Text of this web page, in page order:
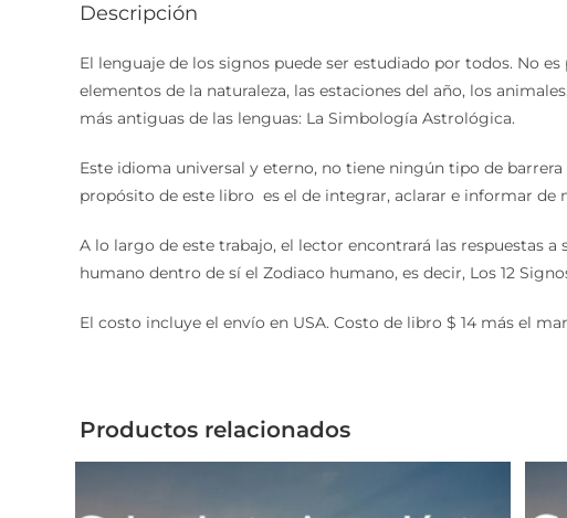
Descripción
El lenguaje de los signos puede ser estudiado por todos. No
elementos de la naturaleza, las estaciones del año, los
más antiguas de las lenguas: La Simbología Astrológica.
Este idioma universal y eterno, no tiene ningún tipo de
propósito de este libro es el de integrar, aclarar e informar de
A lo largo de este trabajo, el lector encontrará las respuestas
humano dentro de sí el Zodiaco humano, es decir, Los 12
El costo incluye el envío en USA. Costo de libro $ 14 más el
Productos relacionados